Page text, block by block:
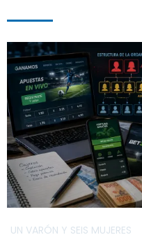
UN VARÓN Y SEIS MUJERES